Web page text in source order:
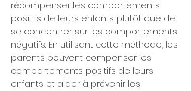
récompenser les comportements
positifs de leurs enfants plutôt que de
se concentrer sur les comportements
négatifs. En utilisant cette méthode, les
parents peuvent compenser les
comportements positifs de leurs
enfants et aider à prévenir les